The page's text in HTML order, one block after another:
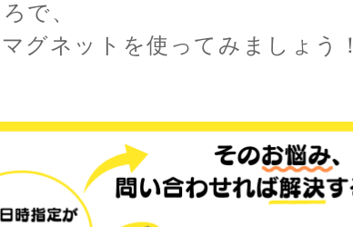
で、
グネットを使ってみましょう！